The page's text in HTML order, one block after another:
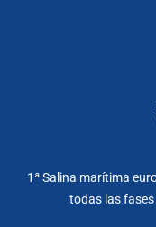
1ª Salina marítima
todas las